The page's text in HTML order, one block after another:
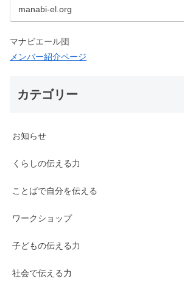
分を伝える力｜ランゲー…
manabi-el.org
マナビエール団
メンバー紹介ページ
カテゴリー
お知らせ
くらしの伝える力
ことばで自分を伝える
ワークショップ
子どもの伝える力
社会で伝える力